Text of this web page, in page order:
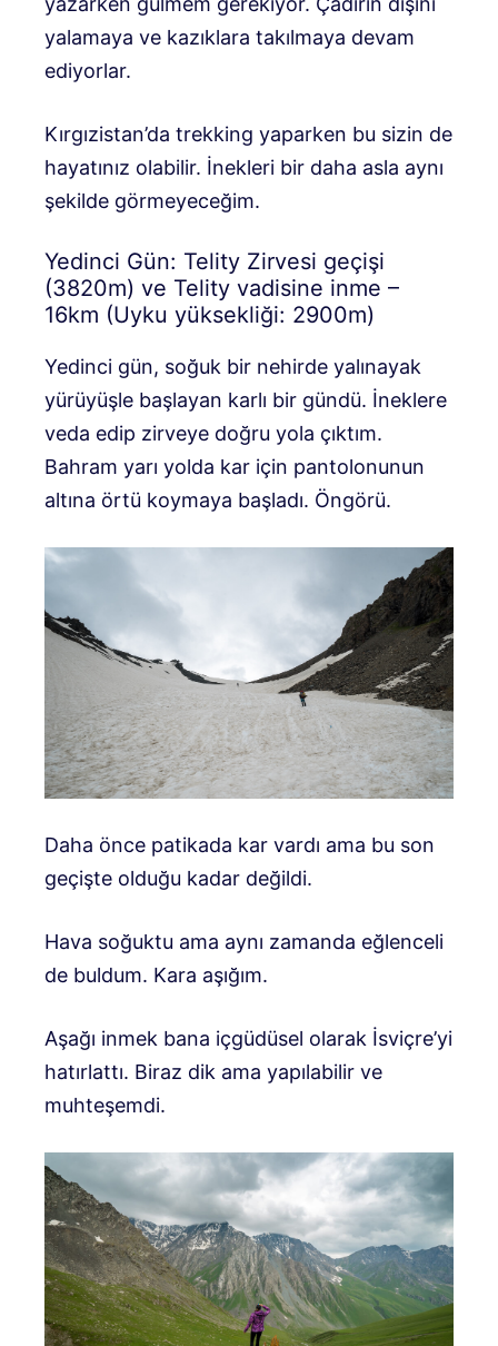
yalamaya ve kazıklara takılmaya devam
ediyorlar.
Kırgızistan’da trekking yaparken bu sizin de
hayatınız olabilir. İnekleri bir daha asla aynı
şekilde görmeyeceğim.
Yedinci Gün: Telity Zirvesi geçişi
(3820m) ve Telity vadisine inme –
16km (Uyku yüksekliği: 2900m)
Yedinci gün, soğuk bir nehirde yalınayak
yürüyüşle başlayan karlı bir gündü. İneklere
veda edip zirveye doğru yola çıktım.
Bahram yarı yolda kar için pantolonunun
altına örtü koymaya başladı. Öngörü.
Daha önce patikada kar vardı ama bu son
geçişte olduğu kadar değildi.
Hava soğuktu ama aynı zamanda eğlenceli
de buldum. Kara aşığım.
Aşağı inmek bana içgüdüsel olarak İsviçre’yi
hatırlattı. Biraz dik ama yapılabilir ve
muhteşemdi.